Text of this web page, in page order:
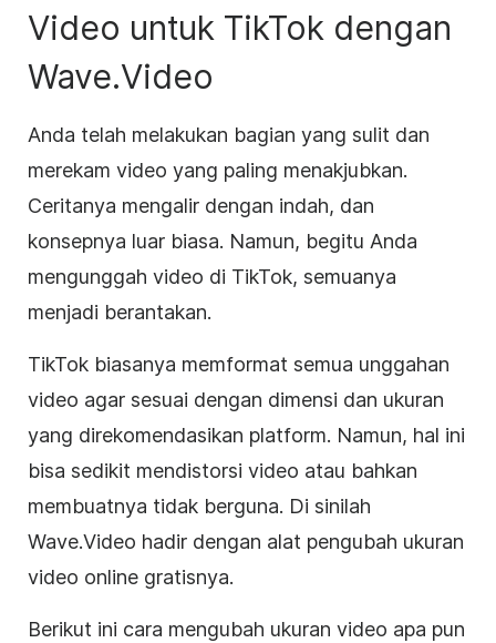
Video untuk TikTok dengan
Wave.Video
Anda telah melakukan bagian yang sulit dan
merekam video yang paling menakjubkan.
Ceritanya mengalir dengan indah, dan
konsepnya luar biasa. Namun, begitu Anda
mengunggah video di TikTok, semuanya
menjadi berantakan.
TikTok biasanya memformat semua unggahan
video agar sesuai dengan dimensi dan ukuran
yang direkomendasikan platform. Namun, hal ini
bisa sedikit mendistorsi video atau bahkan
membuatnya tidak berguna. Di sinilah
Wave.Video hadir dengan alat pengubah ukuran
video online gratisnya.
Berikut ini cara mengubah ukuran video apa pun